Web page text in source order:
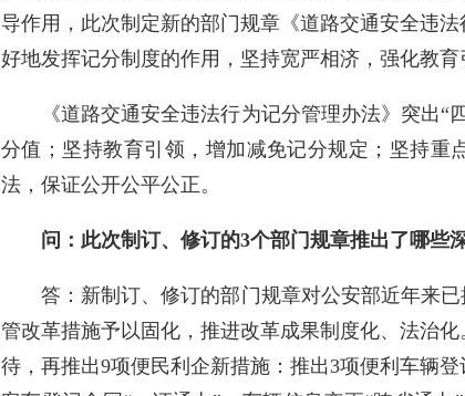
导作用，此次制定新的部门规章《道路交通安全违
好地发挥记分制度的作用，坚持宽严相济，强化教育
《道路交通安全违法行为记分管理办法》突出
分值；坚持教育引领，增加减免记分规定；坚持重
法，保证公开公平公正。
问：此次制订、修订的3个部门规章推出了哪些
答：新制订、修订的部门规章对公安部近年来
管改革措施予以固化，推进改革成果制度化、法治
待，再推出9项便民利企新措施：推出3项便利车辆